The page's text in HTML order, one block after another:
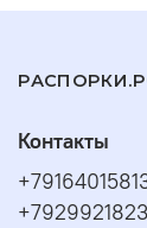
Контакты